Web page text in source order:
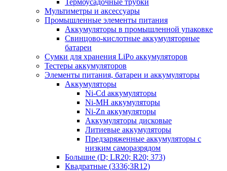
Термоусадочные трубки
Мультиметры и аксессуары
Промышленные элементы питания
Аккумуляторы в промышленной упаковке
Свинцово-кислотные аккумуляторные
батареи
Сумки для хранения LiPo аккумуляторов
Тестеры аккумуляторов
Элементы питания, батареи и аккумуляторы
Аккумуляторы
Ni-Cd аккумуляторы
Ni-MH аккумуляторы
Ni-Zn аккумуляторы
Аккумуляторы дисковые
Литиевые аккумуляторы
Предзаряженные аккумуляторы с
низким саморазрядом
Большие (D; LR20; R20; 373)
Квадратные (3336;3R12)